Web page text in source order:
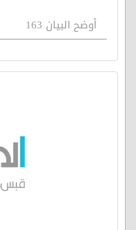
أوضح البيان 163